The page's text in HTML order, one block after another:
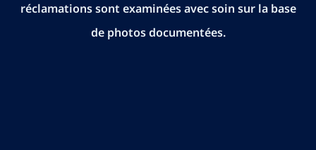
réclamations sont examinées avec soin sur la base
de photos documentées.